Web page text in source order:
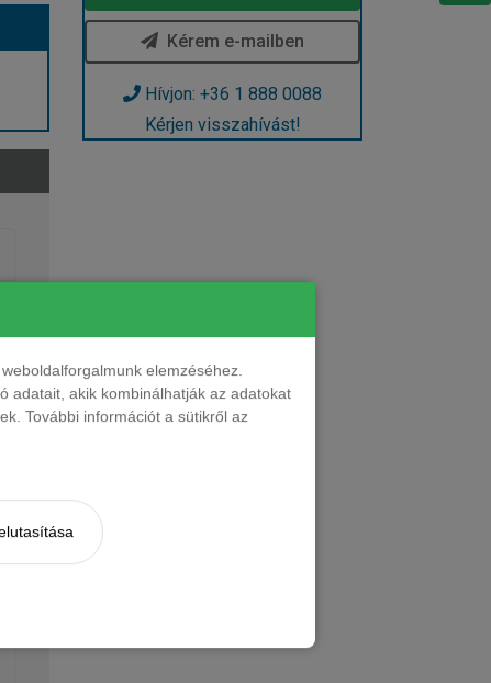
elemzéséhez.
adatait, akik kombinálhatják az adatokat
További információt a sütikről az
Kérem e-mailben
Hívjon: +36 1 888 0088
Kérjen visszahívást!